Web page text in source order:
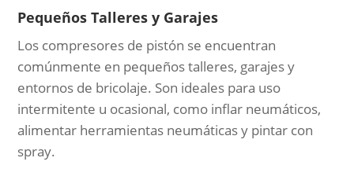
Pequeños Talleres y Garajes
Los compresores de pistón se encuentran
comúnmente en pequeños talleres, garajes y
entornos de bricolaje. Son ideales para uso
intermitente u ocasional, como inflar neumáticos,
alimentar herramientas neumáticas y pintar con
spray.